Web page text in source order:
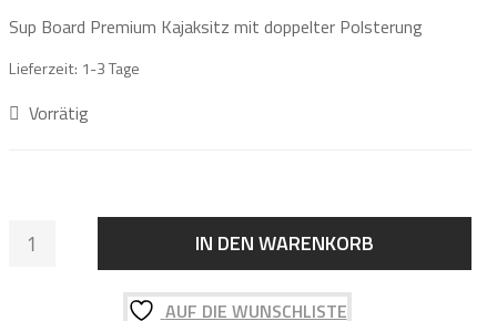
basierend auf
Kundenbewe
Sup Board Premium Kajaksitz mit doppelter Polsterung
Lieferzeit: 1-3 Tage
Vorrätig
MAKAIO
IN DEN WARENKORB
AUF DIE WUNSCHLISTE